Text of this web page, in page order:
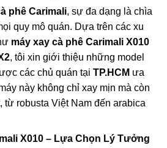
phê Carimali, sự đa dạng là chìa
quy mô quán. Dựa trên các xu
máy xay cà phê Carimali X010
, tôi xin giới thiệu những model
các chủ quán tại TP.HCM ưa
này không chỉ xay mịn mà còn
từ robusta Việt Nam đến arabica
X010 – Lựa Chọn Lý Tưởng